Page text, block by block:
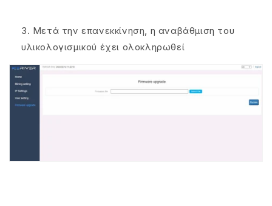
Μετά την επανεκκίνηση, η αναβάθμιση του
υλικολογισμικού έχει ολοκληρωθεί